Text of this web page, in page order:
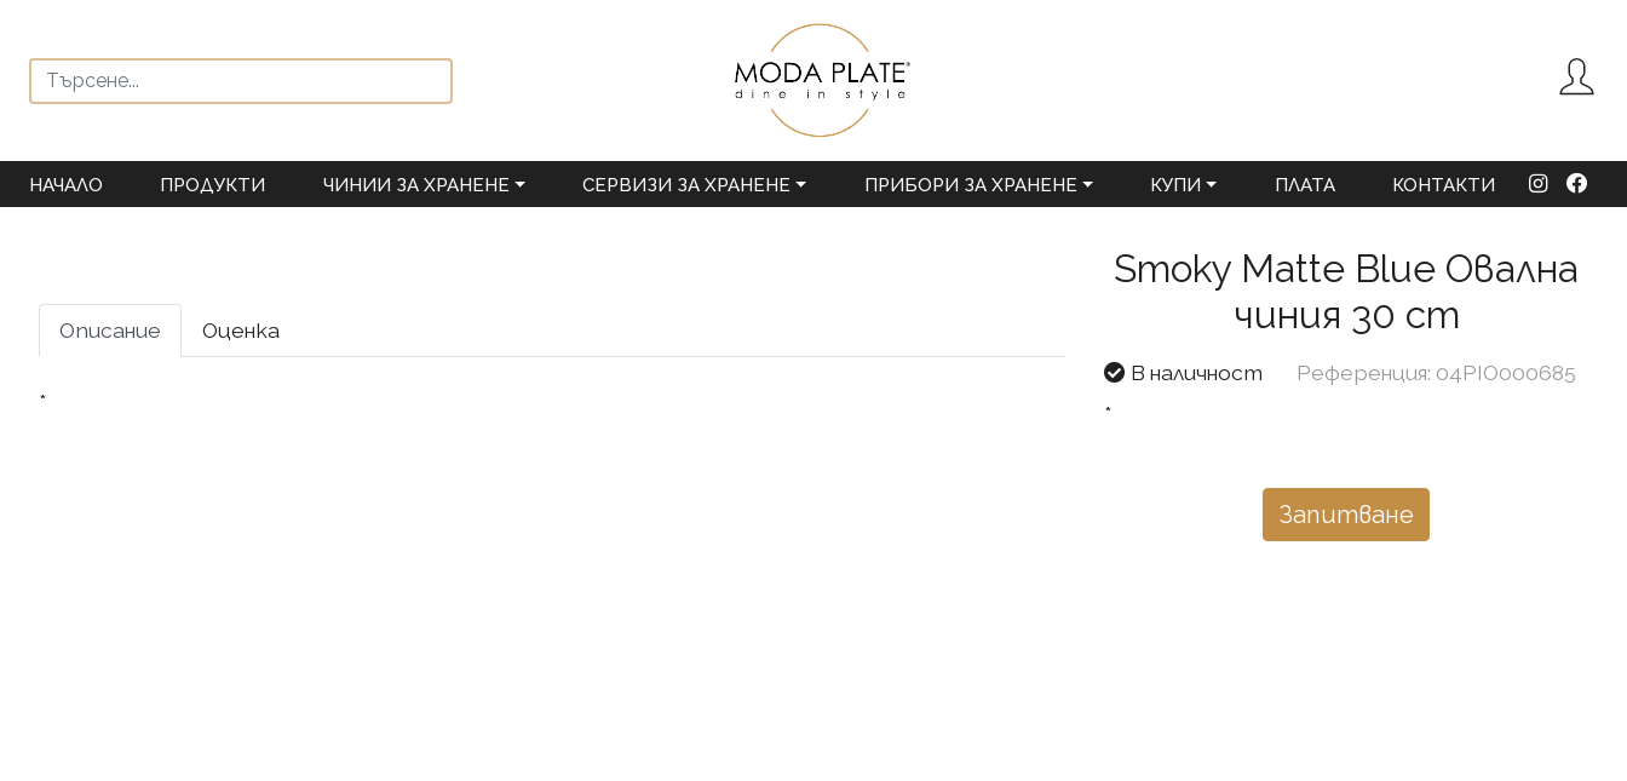
НАЧАЛО ПРОДУКТИ ЧИНИИ ЗА ХРАНЕНЕ СЕРВИЗИ ЗА ХРАНЕНЕ ПРИБОРИ ЗА ХРАНЕНЕ КУПИ ПЛАТА КОНТАКТИ
Smoky Matte Blue Овална
чиния 30 cm
В наличност
Референция: 04PIO000685
*
Запитване
Описание Оценка
*